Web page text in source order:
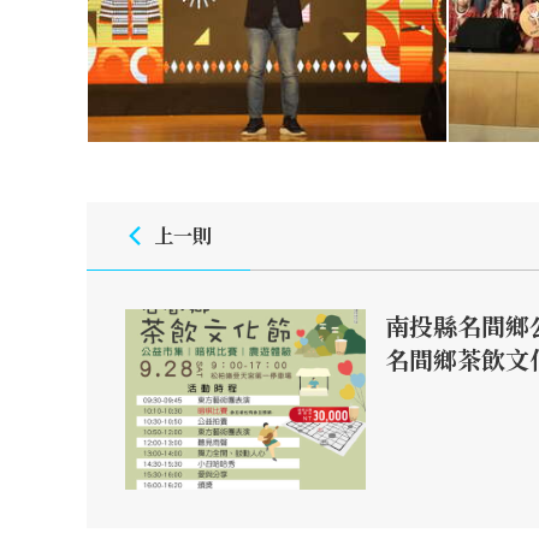
上一則
南投縣名間
名間鄉茶飲